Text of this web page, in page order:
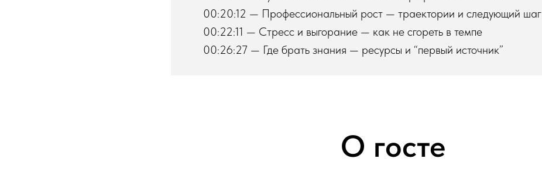
00:20:12 — Профессиональный рост — траектории и следующий шаг
00:22:11 — Стресс и выгорание — как не сгореть в темпе
00:26:27 — Где брать знания — ресурсы и “первый источник”
О госте